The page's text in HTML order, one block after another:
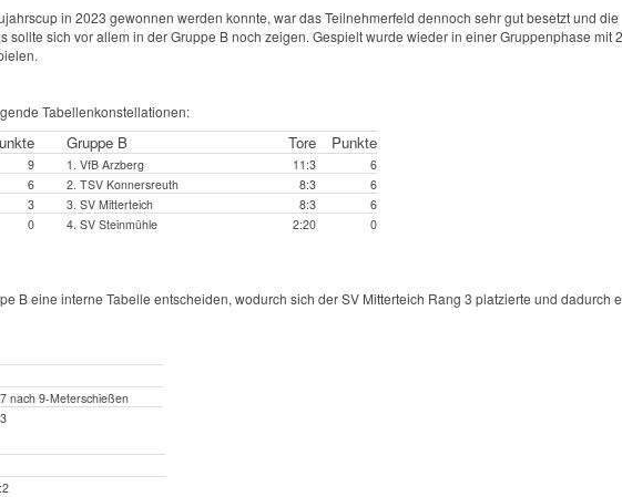
in 2023 gewonnen werden konnte, war das Teilnehmerfeld dennoch sehr gut besetzt und die
sollte sich vor allem in der Gruppe B noch zeigen. Gespielt wurde wieder in einer Gruppenphase mit 2
Tabellenkonstellationen:
Gruppe B Tore Punkte
9 1. VfB Arzberg 11:3
6
6 2. TSV Konnersreuth 8:3
6
3 3. SV Mitterteich 8:3
6
0 4. SV Steinmühle 2:20 0
B eine interne Tabelle entscheiden, wodurch sich der SV Mitterteich Rang 3 platzierte und dadurch
nach 9-Meterschießen